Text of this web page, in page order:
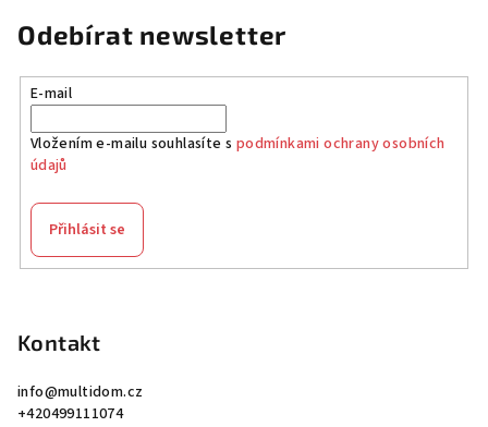
Odebírat newsletter
E-mail
Vložením e-mailu souhlasíte s podmínkami ochrany osobních
údajů
Přihlásit se
Kontakt
info@multidom.cz
+420499111074